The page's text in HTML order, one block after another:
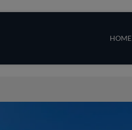
HOME
tendenze
e consigli